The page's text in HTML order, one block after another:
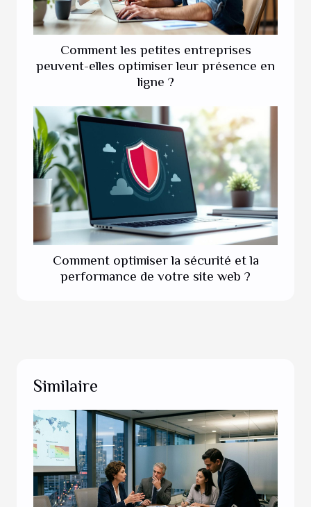
Comment les petites entreprises
peuvent-elles optimiser leur présence en
ligne ?
Comment optimiser la sécurité et la
performance de votre site web ?
Similaire